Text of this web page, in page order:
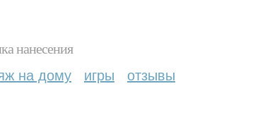
нанесения
на дому игры отзывы